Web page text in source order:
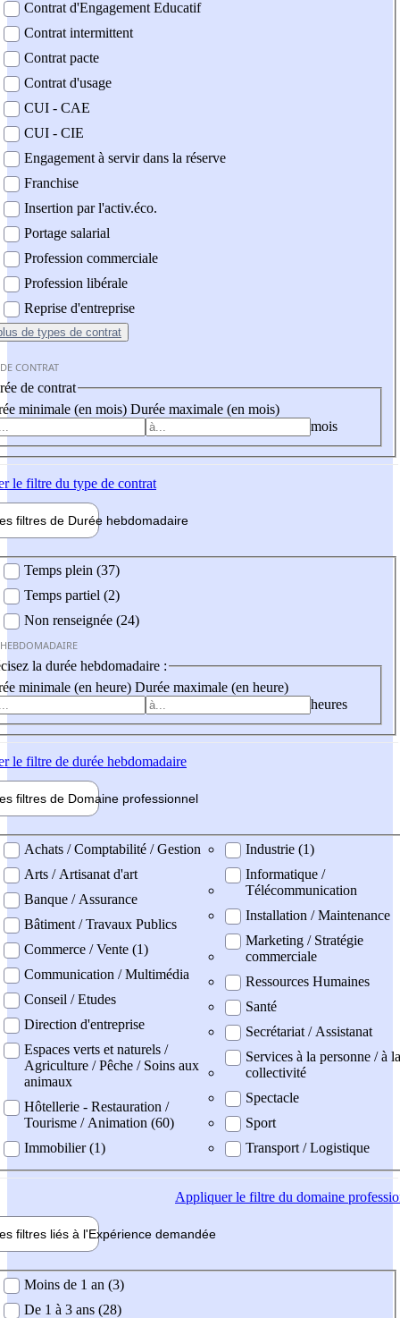
Contrat d'Engagement Educatif
Contrat intermittent
Contrat pacte
Contrat d'usage
CUI - CAE
CUI - CIE
Engagement à servir dans la réserve
Franchise
Insertion par l'activ.éco.
Portage salarial
Profession commerciale
Profession libérale
Reprise d'entreprise
de types de contrat
CONTRAT
de contrat
minimale (en mois) Durée maximale (en mois)
mois
le filtre du type de contrat
filtres de Durée hebdomadaire
Temps plein (37)
Temps partiel (2)
Non renseignée (24)
la durée hebdomadaire :
minimale (en heure) Durée maximale (en heure)
heures
le filtre de durée hebdomadaire
filtres de Domaine professionnel
professionel
Achats / Comptabilité / Gestion
Arts / Artisanat d'art
Banque / Assurance
Bâtiment / Travaux Publics
Commerce / Vente (1)
Communication / Multimédia
Conseil / Etudes
Direction d'entreprise
Espaces verts et naturels /
Agriculture / Pêche / Soins aux
animaux
Hôtellerie - Restauration /
Tourisme / Animation (60)
Immobilier (1)
Industrie (1)
Informatique /
Télécommunication
Installation / Maintenance
Marketing / Stratégie
commerciale
Ressources Humaines
Santé
Secrétariat / Assistanat
Services à la personne / à la
collectivité
Spectacle
Sport
Transport / Logistique
Appliquerle filtre du domaine
filtres liés à l'Expérience demandée
demandée
Moins de 1 an (3)
De 1 à 3 ans (28)